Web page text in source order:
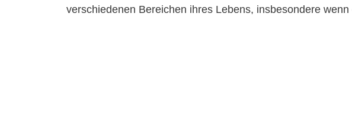
verschiedenen Bereichen ihres Lebens, insbesondere